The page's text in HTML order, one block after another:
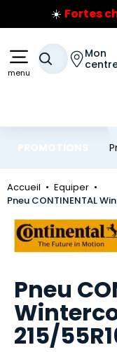
Aller au contenu
Aller à la
☀️ Fortes
Prix
🔥
Jusqu'à 120€
menu
Votre recherche
Mon
Accueil
Equiper
Pneu CONTINENTAL
Marque
Pneu
215/